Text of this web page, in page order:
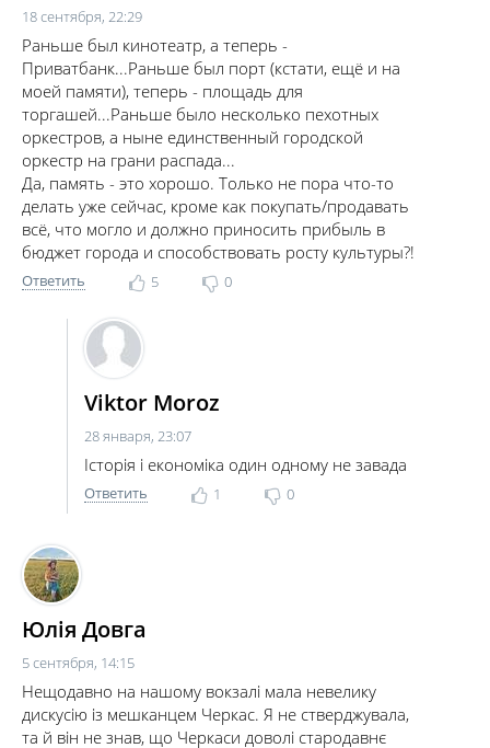
18 сентября, 22:29
Раньше был кинотеатр, а теперь -
Приватбанк...Раньше был порт (кстати, ещё и на
моей памяти), теперь - площадь для
торгашей...Раньше было несколько пехотных
оркестров, а ныне единственный городской
оркестр на грани распада...
Да, память - это хорошо. Только не пора что-то
делать уже сейчас, кроме как покупать/продавать
всё, что могло и должно приносить прибыль в
бюджет города и способствовать росту культуры?!
Ответить 5 0
Viktor Moroz
28 января, 23:07
Історія і економіка один одному не завада
Ответить 1 0
Юлія Довга
5 сентября, 14:15
Нещодавно на нашому вокзалі мала невелику
дискусію із мешканцем Черкас. Я не стверджувала,
та й він не знав, що Черкаси доволі стародавнє